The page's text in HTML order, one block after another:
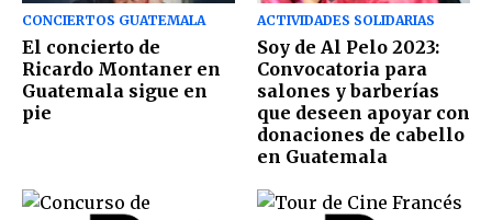
CONCIERTOS GUATEMALA
El concierto de
Ricardo Montaner en
Guatemala sigue en
pie
ACTIVIDADES SOLIDARIAS
Soy de Al Pelo 2023:
Convocatoria para
salones y barberías
que deseen apoyar con
donaciones de cabello
en Guatemala